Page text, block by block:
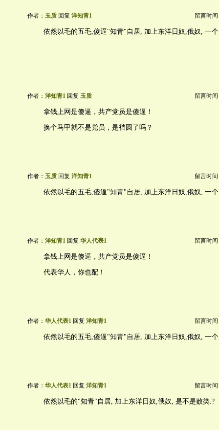
作者： 玉质 回复 洋知青1 留言时间
依然以毛的五毛,傻逼"知青"自居, 加上东洋日奴,俄奴, 一
作者： 洋知青1 回复 玉质 留言时间
拿钱上网是傻逼，共产党员是傻逼！
换个马甲就不是党员，是裆圆了吗？
作者： 玉质 回复 洋知青1 留言时间
依然以毛的五毛,傻逼"知青"自居, 加上东洋日奴,俄奴, 一
作者： 洋知青1 回复 华人代表1 留言时间
拿钱上网是傻逼，共产党员是傻逼！
代表华人，你也配！
作者： 华人代表1 回复 洋知青1 留言时间
依然以毛的五毛,傻逼"知青"自居, 加上东洋日奴,俄奴, 一
作者： 华人代表1 回复 洋知青1 留言时间
依然以毛的"知青"自居, 加上东洋日奴,俄奴, 是不是败类.?